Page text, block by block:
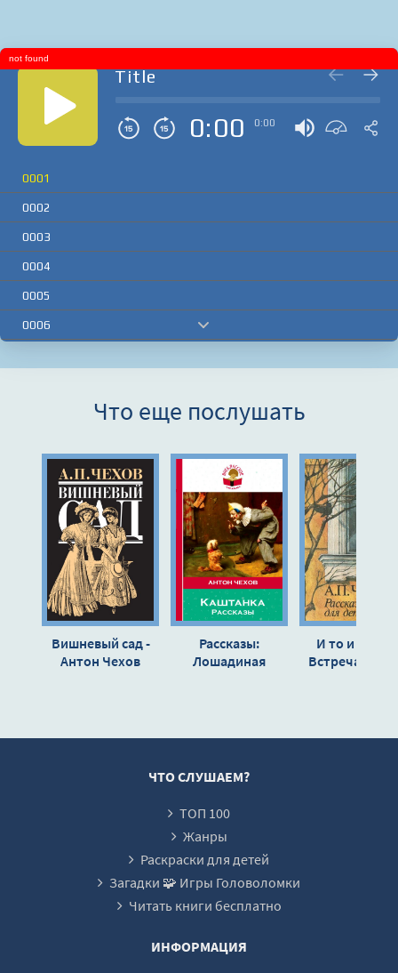
Title
0:00 0:00
0001
0002
0003
0004
0005
0006
0016
0020
not found
Что еще послушать
Вишневый сад -
Антон Чехов
Рассказы:
Лошадиная
И то и се,
Встреча
ЧТО СЛУШАЕМ?
ТОП 100
Жанры
Раскраски для детей
Загадки 🧩 Игры Головоломки
Читать книги бесплатно
ИНФОРМАЦИЯ